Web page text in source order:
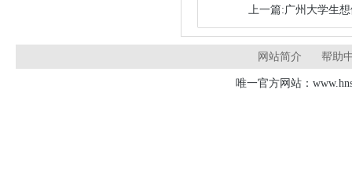
上一篇:广州大学生
网站简介 帮助
唯一官方网站：